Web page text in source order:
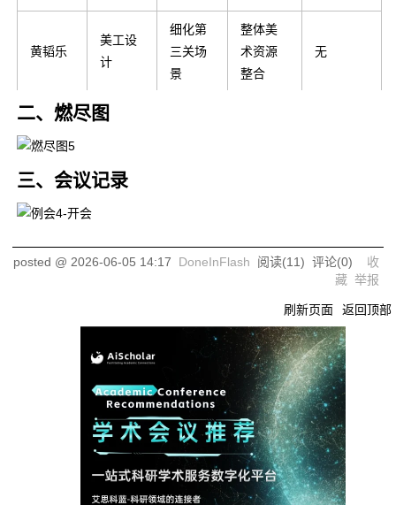
黄韬乐
美工设
计
细化第
三关场
景
整体美
术资源
整合
无
吴鑫祺
二、燃尽图
三、会议记录
posted @ 2026-06-05 14:17 DoneInFlash 阅读(11) 评论(0) 收
藏 举报
刷新页面 返回顶部